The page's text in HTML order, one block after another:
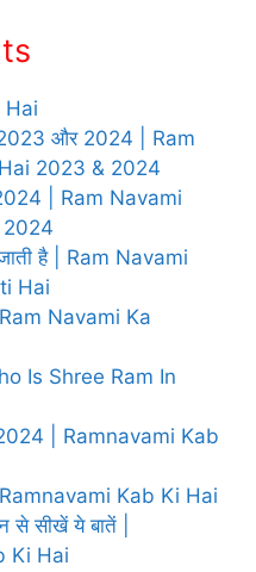
Hai
2023 और 2024 | Ram
2023 & 2024
2024 | Ram Navami
जाती है | Ram Navami
Hai
Ram Navami Ka
Is Shree Ram In
2024 | Ramnavami Kab
| Ramnavami Kab Ki Hai
से सीखें ये बातें |
Ki Hai